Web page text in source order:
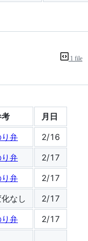
1 file
月日
弁
2/16
弁
2/17
弁
2/17
なし
2/17
弁
2/17